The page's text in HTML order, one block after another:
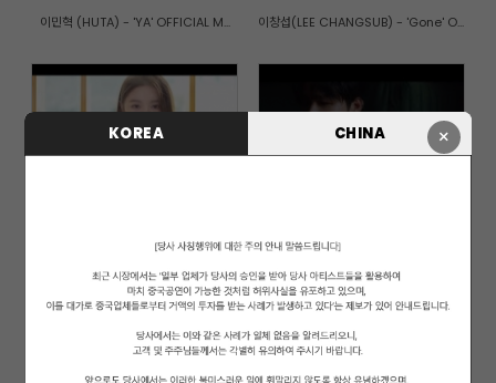
×
KOREA CHINA
이민혁 (HUTA) - 'YA' OFFICIAL M... 이창섭(LEE CHANGSUB) - 'Gone' O...